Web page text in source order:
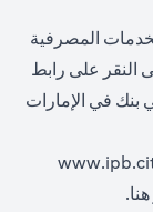
المصرفية
النقر على رابط
بنك في الإمارات
tab